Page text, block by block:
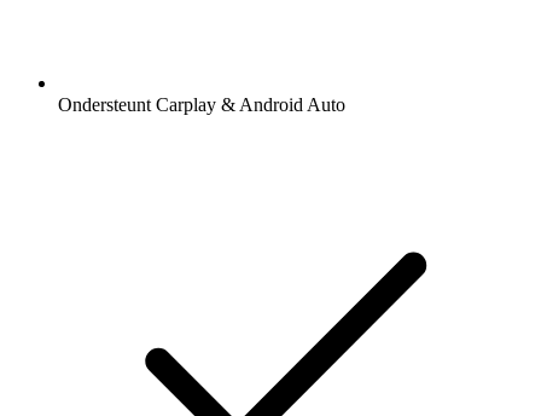
Ondersteunt Carplay & Android Auto